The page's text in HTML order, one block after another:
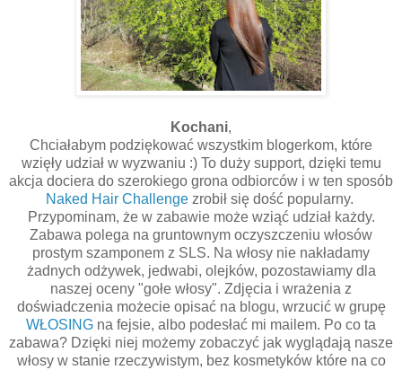
Kochani,
Chciałabym podziękować wszystkim blogerkom, które
wzięły udział w wyzwaniu :) To duży support, dzięki temu
akcja dociera do szerokiego grona odbiorców i w ten sposób
Naked Hair Challengezrobił się dość popularny.
Przypominam, że w zabawie może wziąć udział każdy.
Zabawa polega na gruntownym oczyszczeniu włosów
prostym szamponem z SLS. Na włosy nie nakładamy
żadnych odżywek, jedwabi, olejków, pozostawiamy dla
naszej oceny "gołe włosy". Zdjęcia i wrażenia z
doświadczenia możecie opisać na blogu, wrzucić w grupę
WŁOSING na fejsie, albo podesłać mi mailem. Po co ta
zabawa? Dzięki niej możemy zobaczyć jak wyglądają nasze
włosy w stanie rzeczywistym, bez kosmetyków które na co